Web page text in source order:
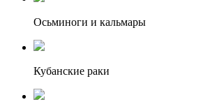
Осьминоги и кальмары
Кубанские раки